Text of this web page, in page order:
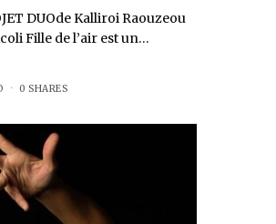
DUOde Kalliroi Raouzeou
Fille de l’air est un…
0 SHARES